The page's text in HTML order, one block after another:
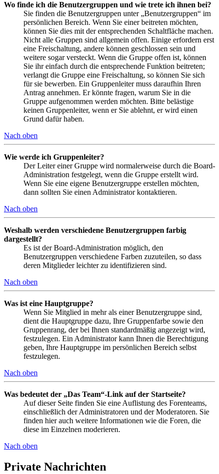
Wo finde ich die Benutzergruppen und wie trete ich ihnen bei?
Sie finden die Benutzergruppen unter „Benutzergruppen“ im
persönlichen Bereich. Wenn Sie einer beitreten möchten,
können Sie dies mit der entsprechenden Schaltfläche machen.
Nicht alle Gruppen sind allgemein offen. Einige erfordern erst
eine Freischaltung, andere können geschlossen sein und
weitere sogar versteckt. Wenn die Gruppe offen ist, können
Sie ihr einfach durch die entsprechende Funktion beitreten;
verlangt die Gruppe eine Freischaltung, so können Sie sich
für sie bewerben. Ein Gruppenleiter muss daraufhin Ihren
Antrag annehmen. Er könnte fragen, warum Sie in die
Gruppe aufgenommen werden möchten. Bitte belästige
keinen Gruppenleiter, wenn er Sie ablehnt, er wird einen
Grund dafür haben.
Nach oben
Wie werde ich Gruppenleiter?
Der Leiter einer Gruppe wird normalerweise durch die Board-
Administration festgelegt, wenn die Gruppe erstellt wird.
Wenn Sie eine eigene Benutzergruppe erstellen möchten,
dann sollten Sie einen Administrator kontaktieren.
Nach oben
Weshalb werden verschiedene Benutzergruppen farbig
dargestellt?
Es ist der Board-Administration möglich, den
Benutzergruppen verschiedene Farben zuzuteilen, so dass
deren Mitglieder leichter zu identifizieren sind.
Nach oben
Was ist eine Hauptgruppe?
Wenn Sie Mitglied in mehr als einer Benutzergruppe sind,
dient die Hauptgruppe dazu, Ihre Gruppenfarbe sowie den
Gruppenrang, der bei Ihnen standardmäßig angezeigt wird,
festzulegen. Ein Administrator kann Ihnen die Berechtigung
geben, Ihre Hauptgruppe im persönlichen Bereich selbst
festzulegen.
Nach oben
Was bedeutet der „Das Team“-Link auf der Startseite?
Auf dieser Seite finden Sie eine Auflistung des Forenteams,
einschließlich der Administratoren und der Moderatoren. Sie
finden hier auch weitere Informationen wie die Foren, die
diese im Einzelnen moderieren.
Nach oben
Private Nachrichten